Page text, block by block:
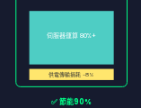
伺服器運算 80%+
供電傳輸損耗 ~8%
✅ 節能90%